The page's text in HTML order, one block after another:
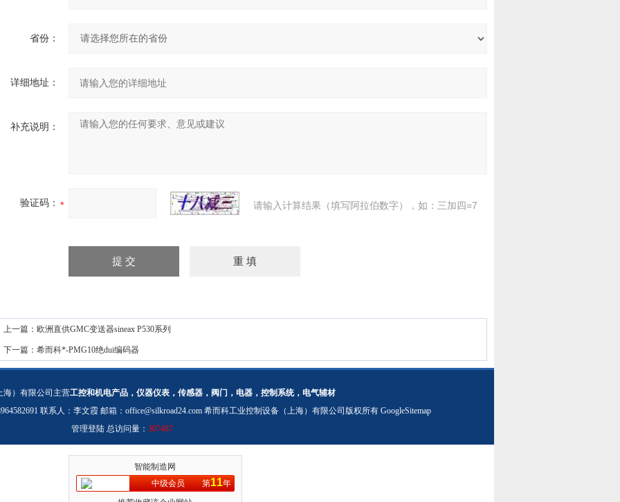
省份：
详细地址：
补充说明：
验证码： 请输入计算结果（填写阿拉伯数字），如：三加四=7
上一篇： 欧洲直供GMC变送器sineax P530系列
下一篇： 希而科*-PMG10绝dui编码器
海）有限公司主营工控和机电产品，仪器仪表，传感器，阀门，电器，控制系统，电气辅材
联系人：李文霞 邮箱： office@silkroad24.com 希而科工业控制设备（上海）有限公司版权所有 GoogleSitemap
管理登陆 总访问量： 307487
智能制造网
中级会员
第11年